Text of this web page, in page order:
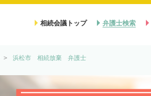
相続会議トップ 弁護士検索
浜松市 相続放棄 弁護士